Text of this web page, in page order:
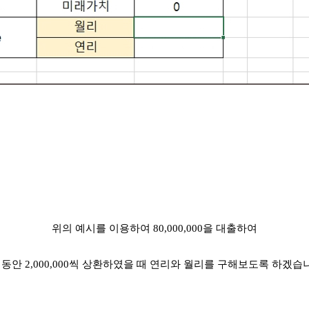
위의 예시를 이용하여 80,000,000을 대출하여
안 2,000,000씩 상환하였을 때 연리와월리를 구해보도록 하겠습